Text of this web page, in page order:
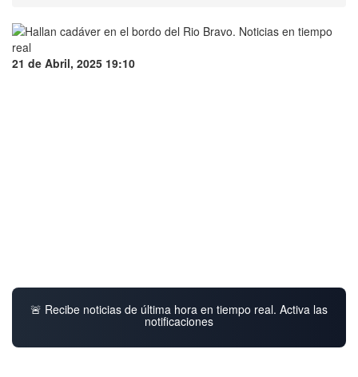
21 de Abril, 2025 19:10
🚨 Recibe noticias de última hora en tiempo real. Activa las
notificaciones